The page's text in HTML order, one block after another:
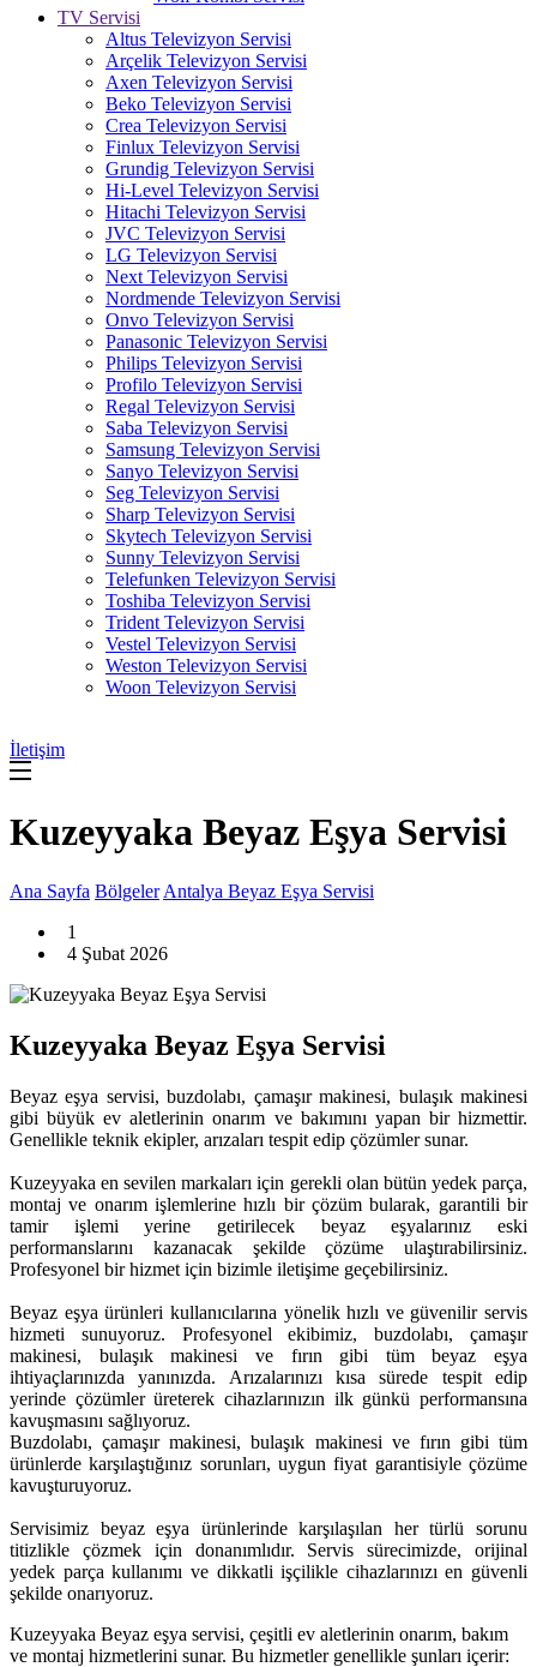
TV Servisi
Altus Televizyon Servisi
Arçelik Televizyon Servisi
Axen Televizyon Servisi
Beko Televizyon Servisi
Crea Televizyon Servisi
Finlux Televizyon Servisi
Grundig Televizyon Servisi
Hi-Level Televizyon Servisi
Hitachi Televizyon Servisi
JVC Televizyon Servisi
LG Televizyon Servisi
Next Televizyon Servisi
Nordmende Televizyon Servisi
Onvo Televizyon Servisi
Panasonic Televizyon Servisi
Philips Televizyon Servisi
Profilo Televizyon Servisi
Regal Televizyon Servisi
Saba Televizyon Servisi
Samsung Televizyon Servisi
Sanyo Televizyon Servisi
Seg Televizyon Servisi
Sharp Televizyon Servisi
Skytech Televizyon Servisi
Sunny Televizyon Servisi
Telefunken Televizyon Servisi
Toshiba Televizyon Servisi
Trident Televizyon Servisi
Vestel Televizyon Servisi
Weston Televizyon Servisi
Woon Televizyon Servisi
İletişim
Kuzeyyaka Beyaz Eşya Servisi
Ana Sayfa Bölgeler Antalya Beyaz Eşya Servisi
1
4 Şubat 2026
Kuzeyyaka Beyaz Eşya Servisi
Beyaz eşya servisi, buzdolabı, çamaşır makinesi, bulaşık makinesi
gibi büyük ev aletlerinin onarım ve bakımını yapan bir hizmettir.
Genellikle teknik ekipler, arızaları tespit edip çözümler sunar.
Kuzeyyaka en sevilen markaları için gerekli olan bütün yedek parça,
montaj ve onarım işlemlerine hızlı bir çözüm bularak, garantili bir
tamir işlemi yerine getirilecek beyaz eşyalarınız eski
performanslarını kazanacak şekilde çözüme ulaştırabilirsiniz.
Profesyonel bir hizmet için bizimle iletişime geçebilirsiniz.
Beyaz eşya ürünleri kullanıcılarına yönelik hızlı ve güvenilir servis
hizmeti sunuyoruz. Profesyonel ekibimiz, buzdolabı, çamaşır
makinesi, bulaşık makinesi ve fırın gibi tüm beyaz eşya
ihtiyaçlarınızda yanınızda. Arızalarınızı kısa sürede tespit edip
yerinde çözümler üreterek cihazlarınızın ilk günkü performansına
kavuşmasını sağlıyoruz.
Buzdolabı, çamaşır makinesi, bulaşık makinesi ve fırın gibi tüm
ürünlerde karşılaştığınız sorunları, uygun fiyat garantisiyle çözüme
kavuşturuyoruz.
Servisimiz beyaz eşya ürünlerinde karşılaşılan her türlü sorunu
titizlikle çözmek için donanımlıdır. Servis sürecimizde, orijinal
yedek parça kullanımı ve dikkatli işçilikle cihazlarınızı en güvenli
şekilde onarıyoruz.
Kuzeyyaka Beyaz eşya servisi, çeşitli ev aletlerinin onarım, bakım
ve montaj hizmetlerini sunar. Bu hizmetler genellikle şunları içerir: